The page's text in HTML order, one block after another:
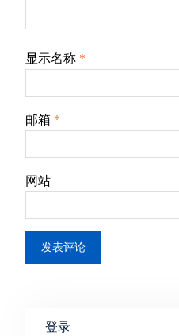
显示名称 *
邮箱 *
网站
登录